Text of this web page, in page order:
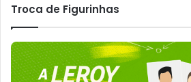
Troca de Figurinhas